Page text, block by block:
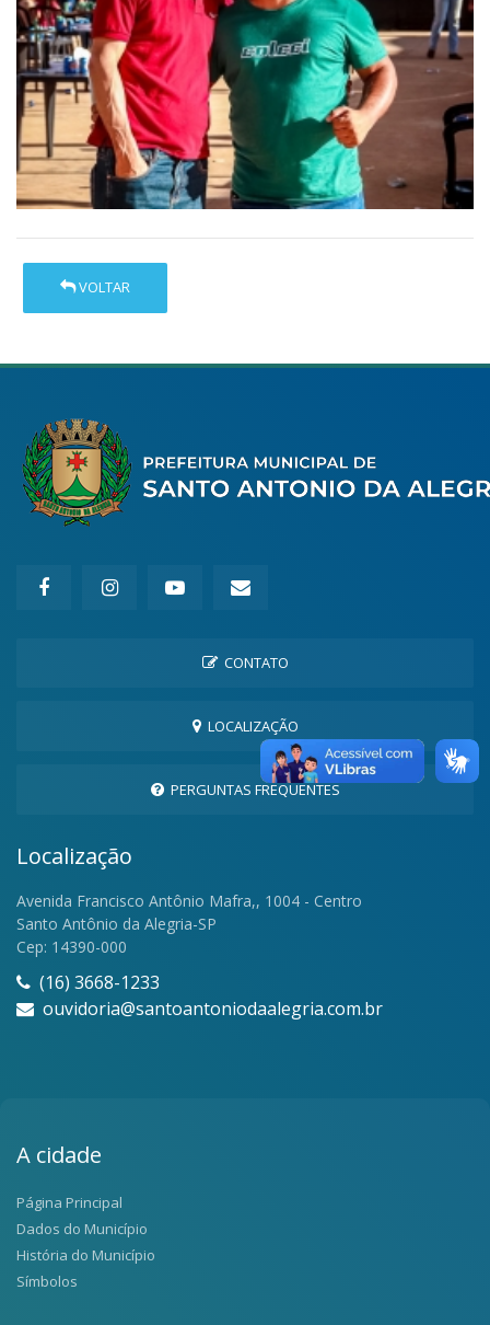
VOLTAR
CONTATO
LOCALIZAÇÃO
PERGUNTAS FREQUENTES
Localização
Avenida Francisco Antônio Mafra,, 1004 - Centro
Santo Antônio da Alegria-SP
Cep: 14390-000
(16) 3668-1233
ouvidoria@santoantoniodaalegria.com.br
A cidade
Página Principal
Dados do Município
História do Município
Símbolos